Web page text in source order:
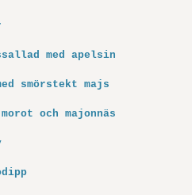
med apelsin
smörstekt majs
och majonnäs